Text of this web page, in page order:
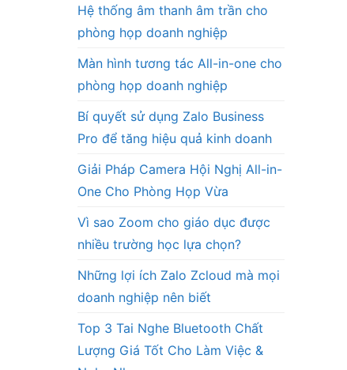
Hệ thống âm thanh âm trần cho
phòng họp doanh nghiệp
Màn hình tương tác All-in-one cho
phòng họp doanh nghiệp
Bí quyết sử dụng Zalo Business
Pro để tăng hiệu quả kinh doanh
Giải Pháp Camera Hội Nghị All-in-
One Cho Phòng Họp Vừa
Vì sao Zoom cho giáo dục được
nhiều trường học lựa chọn?
Những lợi ích Zalo Zcloud mà mọi
doanh nghiệp nên biết
Top 3 Tai Nghe Bluetooth Chất
Lượng Giá Tốt Cho Làm Việc &